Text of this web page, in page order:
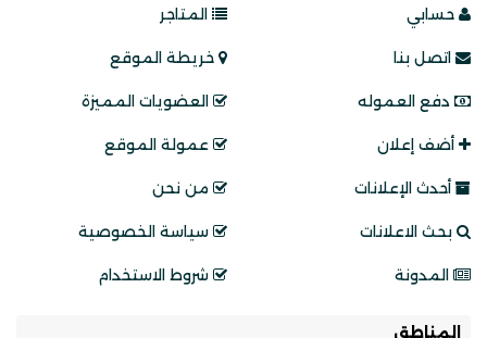
حسابي
اتصل بنا
دفع العموله
أضف إعلان
أحدث الإعلانات
بحث الاعلانات
المدونة
المتاجر
خريطة الموقع
العضويات المميزة
عمولة الموقع
من نحن
سياسة الخصوصية
شروط الاستخدام
المناطق